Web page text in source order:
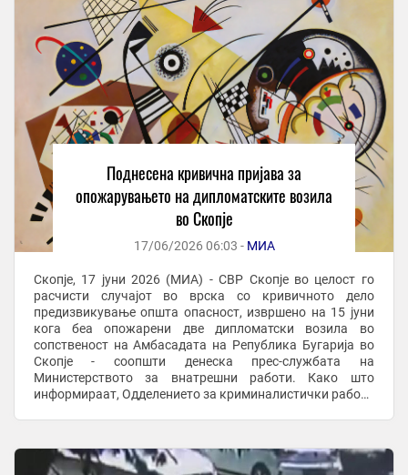
Поднесена кривична пријава за
опожарувањето на дипломатските возила
во Скопје
17/06/2026 06:03 - МИА
Скопје, 17 јуни 2026 (МИА) - СВР Скопје во целост го
расчисти случајот во врска со кривичното дело
предизвикување општа опасност, извршено на 15 јуни
кога беа опожарени две дипломатски возила во
сопственост на Амбасадата на Република Бугарија во
Скопје - соопшти денеска прес-службата на
Министерството за внатрешни работи. Како што
информираат, Одделението за криминалистички работи